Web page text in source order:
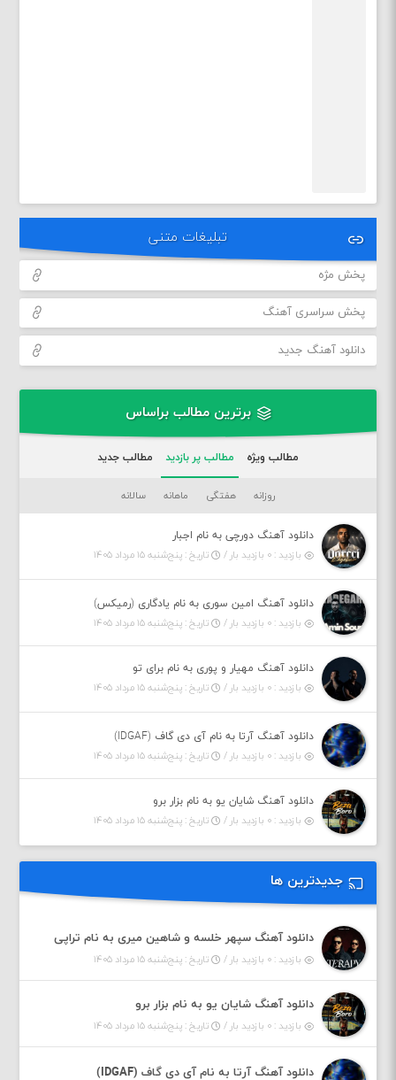
تبلیغات متنی
پخش مژه
پخش سراسری آهنگ
دانلود آهنگ جدید
برترین مطالب براساس
مطالب ویژه مطالب پر بازدید مطالب جدید
روزانه هفتگی ماهانه سالانه
دانلود آهنگ دورچی به نام اجبار
بازدید : ۰ بازدید بار /
تاریخ : پنج‌شنبه ۱۵ مرداد ۱۴۰۵
دانلود آهنگ امین سوری به نام یادگاری (رمیکس)
بازدید : ۰ بازدید بار /
تاریخ : پنج‌شنبه ۱۵ مرداد ۱۴۰۵
دانلود آهنگ مهیار و پوری به نام برای تو
بازدید : ۰ بازدید بار /
تاریخ : پنج‌شنبه ۱۵ مرداد ۱۴۰۵
دانلود آهنگ آرتا به نام آی دی گاف (IDGAF)
بازدید : ۰ بازدید بار /
تاریخ : پنج‌شنبه ۱۵ مرداد ۱۴۰۵
دانلود آهنگ شایان یو به نام بزار برو
بازدید : ۰ بازدید بار /
تاریخ : پنج‌شنبه ۱۵ مرداد ۱۴۰۵
جدیدترین ها
دانلود آهنگ سپهر خلسه و شاهین میری به نام تراپی
بازدید : ۰ بازدید بار / تاریخ : پنج‌شنبه ۱۵ مرداد ۱۴۰۵
دانلود آهنگ شایان یو به نام بزار برو
بازدید : ۰ بازدید بار / تاریخ : پنج‌شنبه ۱۵ مرداد ۱۴۰۵
دانلود آهنگ آرتا به نام آی دی گاف (IDGAF)